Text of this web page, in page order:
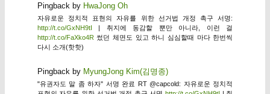
Pingback by HwaJong Oh
자유로운 정치적 표현의 자유를 위한 선거법 개정 촉구 서명:
http://t.co/GxNH9tI | 취지에 동감할 뿐만 아니라, 이런 걸
http://t.co/FaXko4R썼던 체면도 있고 하니 심심할때 마다 한번씩
다시 소개(핫핫)
Pingback by MyungJong Kim(김명종)
"유권자도 말 좀 하자" 서명 완료 RT @capcold: 자유로운 정치적